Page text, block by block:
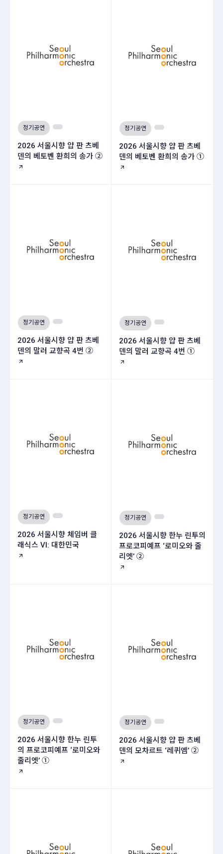
정기공연
2026 서울시향 얍 판 츠베
덴의 베토벤 환희의 송가 ②
정기공연
2026 서울시향 얍 판 츠베
덴의 베토벤 환희의 송가 ①
정기공연
2026 서울시향 얍 판 츠베
덴의 말러 교향곡 4번 ②
정기공연
2026 서울시향 얍 판 츠베
덴의 말러 교향곡 4번 ①
정기공연
2026 서울시향 체임버 클
래식스 VI: 대한민국
정기공연
2026 서울시향 한누 린투의
프로코피예프 ‘로미오와 줄
리엣’ ②
정기공연
2026 서울시향 한누 린투
의 프로코피예프 ‘로미오와
줄리엣’ ①
정기공연
2026 서울시향 얍 판 츠베
덴의 모차르트 ‘레퀴엠’ ②